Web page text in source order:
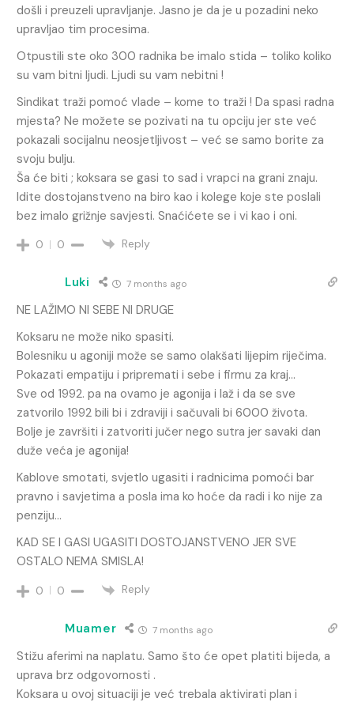
došli i preuzeli upravljanje. Jasno je da je u pozadini neko
upravljao tim procesima.
Otpustili ste oko 300 radnika be imalo stida – toliko koliko
su vam bitni ljudi. Ljudi su vam nebitni !
Sindikat traži pomoć vlade – kome to traži ! Da spasi radna
mjesta? Ne možete se pozivati na tu opciju jer ste već
pokazali socijalnu neosjetljivost – već se samo borite za
svoju bulju.
Ša će biti ; koksara se gasi to sad i vrapci na grani znaju.
Idite dostojanstveno na biro kao i kolege koje ste poslali
bez imalo grižnje savjesti. Snaćićete se i vi kao i oni.
0 0 Reply
Luki 7 months ago
NE LAŽIMO NI SEBE NI DRUGE
Koksaru ne može niko spasiti.
Bolesniku u agoniji može se samo olakšati lijepim riječima.
Pokazati empatiju i pripremati i sebe i firmu za kraj…
Sve od 1992. pa na ovamo je agonija i laž i da se sve
zatvorilo 1992 bili bi i zdraviji i sačuvali bi 6000 života.
Bolje je završiti i zatvoriti jučer nego sutra jer savaki dan
duže veća je agonija!
Kablove smotati, svjetlo ugasiti i radnicima pomoći bar
pravno i savjetima a posla ima ko hoće da radi i ko nije za
penziju…
KAD SE I GASI UGASITI DOSTOJANSTVENO JER SVE
OSTALO NEMA SMISLA!
0 0 Reply
Muamer 7 months ago
Stižu aferimi na naplatu. Samo što će opet platiti bijeda, a
uprava brz odgovornosti .
Koksara u ovoj situaciji je već trebala aktivirati plan i